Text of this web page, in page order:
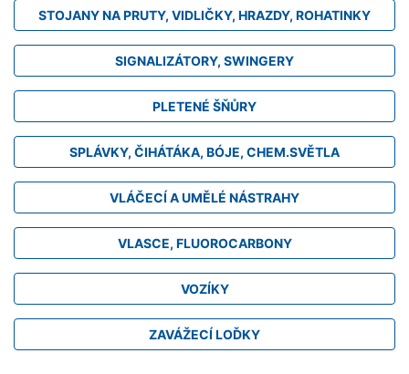
STOJANY NA PRUTY, VIDLIČKY, HRAZDY, ROHATINKY
SIGNALIZÁTORY, SWINGERY
PLETENÉ ŠŇŮRY
SPLÁVKY, ČIHÁTÁKA, BÓJE, CHEM.SVĚTLA
VLÁČECÍ A UMĚLÉ NÁSTRAHY
VLASCE, FLUOROCARBONY
VOZÍKY
ZAVÁŽECÍ LOĎKY